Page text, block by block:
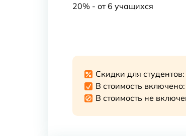
20% - от 6 учащихся
Скидки для
В стоимость
В стоимость не